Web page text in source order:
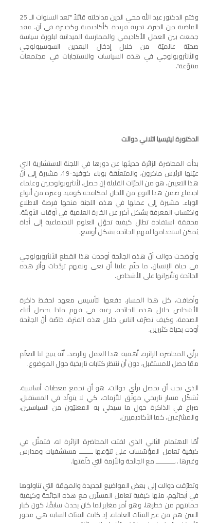
وختم الدكتور عبد الله محي الدين مداخلته قائلاً "تعد السنوات الـ 25
الماضية من الخبرة، تجربة فريدة كأكاديمية وكخبيرة في آن، فقد
جمعت بين العمل الأكاديمي والممارسة الميدانية لبلورة سياسة
صحيّة عالميّة من خلال إدخال البعدين السوسيولوجي
والأنثروبولوجي في هذه السياسات والاستجابات في مجتمعات
متنوّعة".
الدكتورة ليتيسيا اتلاني دوالت
بدأت المحاضرة الزائرة حديثها عن دورها في اللجنة الاستشارية التي
عيّنها الرئيس ماكرون، والمتعلّقة بوباء كوفيد-19، مشيرة إلى أنّ
هذا التعيين، هو من المرّات القليلة إن حصل، لأنثروبولوجيين وعلماء
اجتماع ضمن هذا النوع من اللجان لمكافحة كوفيد وغيره من أنواع
الوباء. مشيرة إلى عملها في هذه اللجنة منحها فرصة الاطلاع
واكتساب المعرفة بشكل أكبر عن الخبرة العلمية في أوقات الأوبئة.
محققة استفادة تطال كيفية تحوّل العلوم الاجتماعية إلى أداة
يُمكن استخدامها لفهم الجائحة بشكل أوسع.
وأوضحت دوالت أنّ هذه الجائحة أوجدت هذا القطع الأنثروبولوجي
في حياة الإنسان، ما حتّم علينا أن نعي ونفهم تردّدات وأثر هذه
الجائحة وتأثيراتها على الأشخاص.
وأضافت، كل هذا المسار، دفعها لتأسيس معهد لحفظ ذاكرة
الأشخاص خلال هذه الجائحة، رغبة في فهم ماذا يحصل أثناء
الصدمة، وكيف تصرّف الناس خلال هذه الفترة، خاصّة أنّ الجائحة
أودت بحياة كثيرين.
برأي المحاضرة الزائرة، أهمية هذا العمل والرصد، أنّه يتيح لنا التعلّم
ممّا حصل للمستقبل، دون أن ننتظر كتابات تاريخية حول الموضوع.
الذي يجب أن يحصل برأي دوالت، هو أن نجمع معطيات أساسية،
تُشكّل مسار تاريخي موثّق للأزمات، كي لا يتولّد في المستقبل،
صراع في الذاكرة حول ما سيدلي به المعنيّون من السياسيين،
والمشرّعين، كما الأكاديميين.
أمّا الاهتمام الثاني الذي لفتت المحاضرة الزائرة له، فتمثّل في
كيفية تعامل المؤسّسات على تنوّعها ـــــــ مستشفيات ومدارس
وغيرها ..ــــــــــ مع الجائحة والأزمة التي خلّفتها.
وتطرّقت دوالت إلى بعض المواضيع الجديدة والمهمّة التي تناولوها
في أبحاثهم، منها كيفية تعامل المسنّين مع هذه الجائحة وكيفية
حمايتهم من خطرها، وهو أمر مغاير لما كان يحدث سابقًا، كون كبار
السن هم من غير الفئات العاملة، إذ كانت الفئات الشابة هي محور